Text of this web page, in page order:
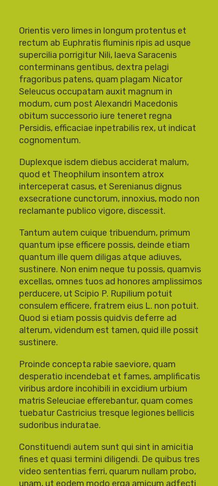
Orientis vero limes in longum protentus et
rectum ab Euphratis fluminis ripis ad usque
supercilia porrigitur Nili, laeva Saracenis
conterminans gentibus, dextra pelagi
fragoribus patens, quam plagam Nicator
Seleucus occupatam auxit magnum in
modum, cum post Alexandri Macedonis
obitum successorio iure teneret regna
Persidis, efficaciae inpetrabilis rex, ut indicat
cognomentum.
Duplexque isdem diebus acciderat malum,
quod et Theophilum insontem atrox
interceperat casus, et Serenianus dignus
exsecratione cunctorum, innoxius, modo non
reclamante publico vigore, discessit.
Tantum autem cuique tribuendum, primum
quantum ipse efficere possis, deinde etiam
quantum ille quem diligas atque adiuves,
sustinere. Non enim neque tu possis, quamvis
excellas, omnes tuos ad honores amplissimos
perducere, ut Scipio P. Rupilium potuit
consulem efficere, fratrem eius L. non potuit.
Quod si etiam possis quidvis deferre ad
alterum, videndum est tamen, quid ille possit
sustinere.
Proinde concepta rabie saeviore, quam
desperatio incendebat et fames, amplificatis
viribus ardore incohibili in excidium urbium
matris Seleuciae efferebantur, quam comes
tuebatur Castricius tresque legiones bellicis
sudoribus induratae.
Constituendi autem sunt qui sint in amicitia
fines et quasi termini diligendi. De quibus tres
video sententias ferri, quarum nullam probo,
unam, ut eodem modo erga amicum adfecti